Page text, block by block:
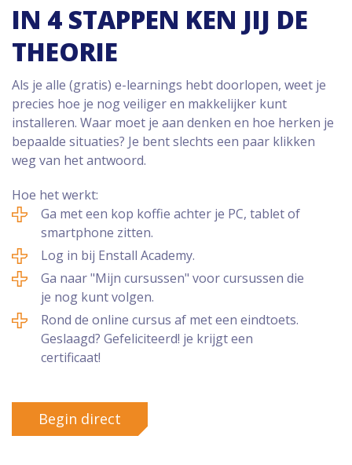
IN 4 STAPPEN KEN JIJ DE
THEORIE
Als je alle (gratis) e-learnings hebt doorlopen, weet je
precies hoe je nog veiliger en makkelijker kunt
installeren. Waar moet je aan denken en hoe herken je
bepaalde situaties? Je bent slechts een paar klikken
weg van het antwoord.
Hoe het werkt:
Ga met een kop koffie achter je PC, tablet of
smartphone zitten.
Log in bij Enstall Academy.
Ga naar "Mijn cursussen" voor cursussen die
je nog kunt volgen.
Rond de online cursus af met een eindtoets.
Geslaagd? Gefeliciteerd! je krijgt een
certificaat!
Begin direct